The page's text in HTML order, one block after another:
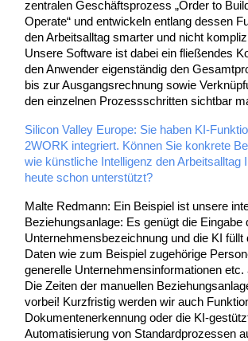
zentralen Geschäftsprozess „Order to
Operate“ und entwickeln entlang dessen
den Arbeitsalltag smarter und nicht
Unsere Software ist dabei ein fließendes
den Anwender eigenständig den
bis zur Ausgangsrechnung sowie
den einzelnen Prozessschritten sichtbar
Silicon Valley Europe: Sie haben KI-
2WORK integriert. Können Sie konkrete
wie künstliche Intelligenz den Arbeitsalltag
heute schon unterstützt?
Malte Redmann: Ein Beispiel ist unsere
Beziehungsanlage: Es genügt die Eingabe
Unternehmensbezeichnung und die KI füllt
Daten wie zum Beispiel zugehörige
generelle Unternehmensinformationen etc.
Die Zeiten der manuellen
vorbei! Kurzfristig werden wir auch
Dokumentenerkennung oder die KI-
Automatisierung von Standardprozessen